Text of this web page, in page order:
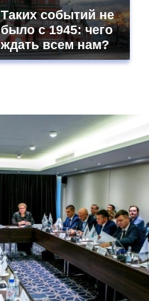
Таких событий не
было с 1945: чего
ждать всем нам?